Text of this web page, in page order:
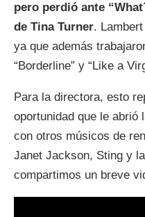
pero perdió ante
de Tina Turner.
ya que además
“Borderline” y “Like a
Para la directora, esto
oportunidad que le abrió
con otros músicos de
Janet Jackson, Sting y
compartimos un breve